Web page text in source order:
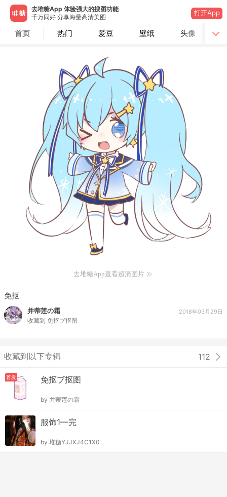
去堆糖App 体验强大的搜图功能
千万同好 分享海量高清美图
打开App
首页 热门 爱豆 壁纸 头像
去堆糖App查看超清图片
免抠
并蒂莲の霜
收藏到 免抠ブ抠图
2018年03月29日
收藏到以下专辑 112
首发 免抠ブ抠图
by 并蒂莲の霜
服饰1—完
by 堆糖YJJXJ4C1X0